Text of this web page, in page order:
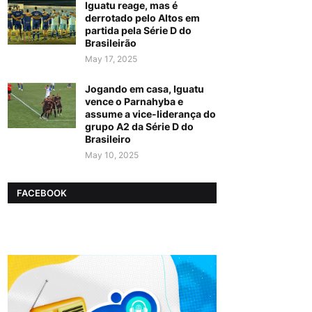
Iguatu reage, mas é
derrotado pelo Altos em
partida pela Série D do
Brasileirão
May 17, 2025
Jogando em casa, Iguatu
vence o Parnahyba e
assume a vice-liderança do
grupo A2 da Série D do
Brasileiro
May 10, 2025
FACEBOOK